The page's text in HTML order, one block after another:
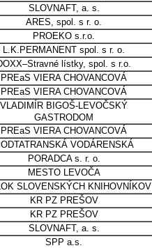
SLOVNAFT, a. s.
ARES, spol. s r. o.
PROEKO s.r.o.
L.K.PERMANENT spol. s r. o.
lístky, spol. s r.o.
PREaS VIERA CHOVANCOVÁ
PREaS VIERA CHOVANCOVÁ
VLADIMÍR BIGOŠ-LEVOČSKÝ
GASTRODOM
PREaS VIERA CHOVANCOVÁ
VODÁRENSKÁ
PORADCA s. r. o.
MESTO LEVOČA
SLOVENSKÝCH KNIHOVNÍKOV
KR PZ PREŠOV
KR PZ PREŠOV
SLOVNAFT, a. s.
SPP a.s.